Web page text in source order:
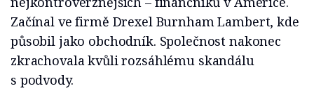
Začínal ve firmě Drexel Burnham Lambert, kde
působil jako obchodník. Společnost nakonec
zkrachovala kvůli rozsáhlému skandálu
s podvody.